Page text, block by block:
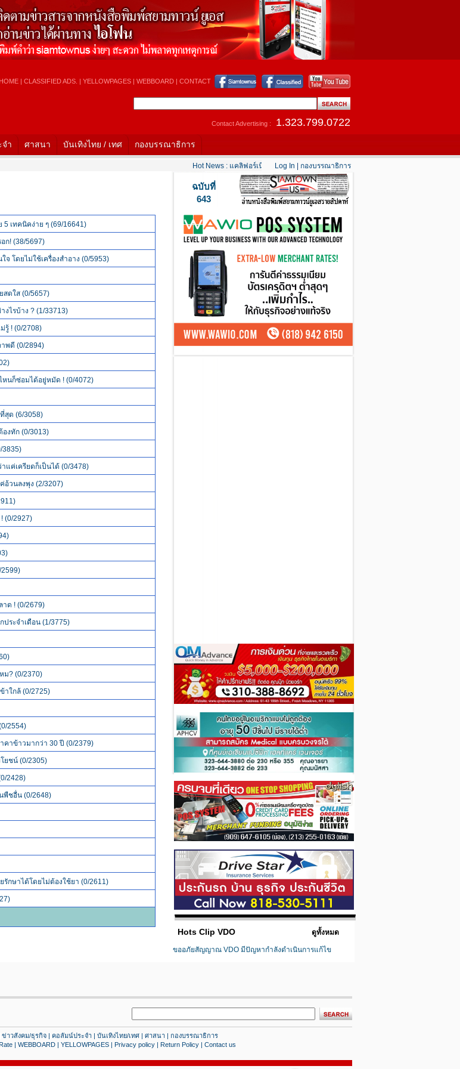
HOME| CLASSIFIED ADS. | YELLOWPAGES| WEBBOARD| CONTACT
Contact Advertising : 1.323.799.0722
ำ ศาสนา บันเทิงไทย / เทศ กองบรรณาธิการ
Hot News : แคลิฟอร์เนียใต้เริ่มคลายร้อน....Hot News : เตือนอเมริกันในตะวันออกกลาง “
Log In กองบรรณาธิการ
5 เทคนิคง่าย ๆ (69/16641)
ก! (38/5697)
โดยไม่ใช้เครื่องสำอาง (0/5953)
สดใส (0/5657)
ไรบ้าง ? (1/33713)
รู้ ! (0/2708)
าพดี (0/2894)
นก็ซ่อมได้อยู่หมัด ! (0/4072)
สุด (6/3058)
งทัก (0/3013)
3835)
แค่เครียดก็เป็นได้ (0/3478)
อ้วนลงพุง (2/3207)
(0/2927)
ด ! (0/2679)
ระจำเดือน (1/3775)
ม? (0/2370)
ใกล้ (0/2725)
2554)
คาข้าวมากว่า 30 ปี (0/2379)
ยชน์ (0/2305)
2428)
พืชอื่น (0/2648)
รักษาได้โดยไม่ต้องใช้ยา (0/2611)
ฉบับที่
643
Hots Clip VDO ดูทั้งหมด
ขออภัยสัญญาณ VDO มีปัญหากำลังดำเนินการแก้ไข
ข่าวสังคม/ธุรกิจ| คอลัมน์ประจํา| บันเทิงไทย/เทศ| ศาสนา| กองบรรณาธิการ
| WEBBOARD| YELLOWPAGES| Privacy policy| Return Policy| Contact us